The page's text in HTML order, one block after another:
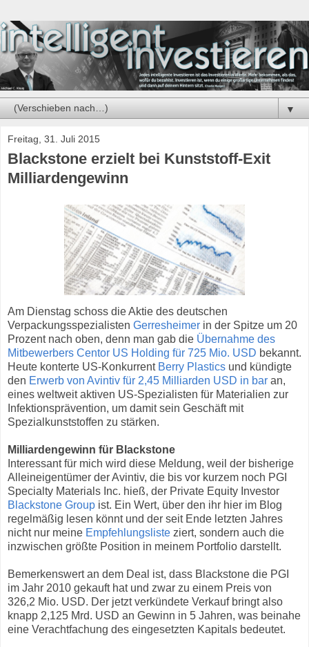
▼
Freitag, 31. Juli 2015
Blackstone erzielt bei Kunststoff-Exit
Milliardengewinn
Am Dienstag schoss die Aktie des deutschen
Verpackungsspezialisten Gerresheimer in der Spitze um 20
Prozent nach oben, denn man gab die Übernahme des
Mitbewerbers Centor US Holding für 725 Mio. USD bekannt.
Heute konterte US-Konkurrent Berry Plastics und kündigte
den Erwerb von Avintiv für 2,45 Milliarden USD in bar an,
eines weltweit aktiven US-Spezialisten für Materialien zur
Infektionsprävention, um damit sein Geschäft mit
Spezialkunststoffen zu stärken.
Milliardengewinn für Blackstone
Interessant für mich wird diese Meldung, weil der bisherige
Alleineigentümer der Avintiv, die bis vor kurzem noch PGI
Specialty Materials Inc. hieß, der Private Equity Investor
Blackstone Group ist. Ein Wert, über den ihr hier im Blog
regelmäßig lesen könnt und der seit Ende letzten Jahres
nicht nur meine Empfehlungsliste ziert, sondern auch die
inzwischen größte Position in meinem Portfolio darstellt.
Bemerkenswert an dem Deal ist, dass Blackstone die PGI
im Jahr 2010 gekauft hat und zwar zu einem Preis von
326,2 Mio. USD. Der jetzt verkündete Verkauf bringt also
knapp 2,125 Mrd. USD an Gewinn in 5 Jahren, was beinahe
eine Verachtfachung des eingesetzten Kapitals bedeutet.